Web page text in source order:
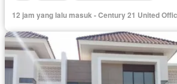
12 jam yang lalu masuk - Century 21 United